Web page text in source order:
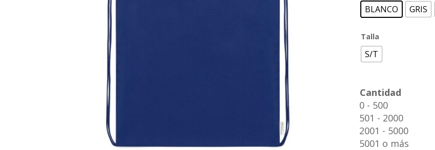
BLANCO GRIS
Talla
S/T
Cantidad
0 - 500
501 - 2000
2001 - 5000
5001 o más